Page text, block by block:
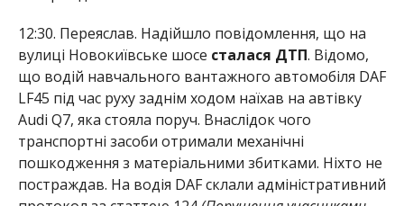
12:30. Переяслав. Надійшло повідомлення, що на
вулиці Новокиївське шосе сталася ДТП. Відомо,
що водій навчального вантажного автомобіля DAF
LF45 під час руху заднім ходом наїхав на автівку
Audi Q7, яка стояла поруч. Внаслідок чого
транспортні засоби отримали механічні
пошкодження з матеріальними збитками. Ніхто не
постраждав. На водія DAF склали адміністративний